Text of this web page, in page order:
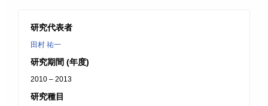
研究代表者
田村 祐一
研究期間 (年度)
2010 – 2013
研究種目